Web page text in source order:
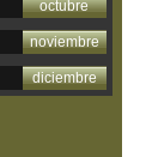
octubre
noviembre
diciembre